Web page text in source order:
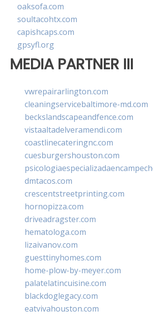
oaksofa.com
soultacohtx.com
capishcaps.com
gpsyfl.org
MEDIA PARTNER III
vwrepairarlington.com
cleaningservicebaltimore-md.com
beckslandscapeandfence.com
vistaaltadelveramendi.com
coastlinecateringnc.com
cuesburgershouston.com
dmtacos.com
crescentstreetprinting.com
hornopizza.com
driveadragster.com
hematologa.com
lizaivanov.com
guesttinyhomes.com
home-plow-by-meyer.com
palatelatincuisine.com
blackdoglegacy.com
eatvivahouston.com